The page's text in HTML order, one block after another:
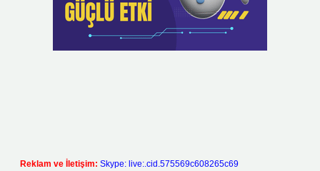
Reklam ve İletişim: Skype: live:.cid.575569c608265c69